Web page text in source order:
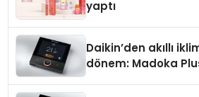
yaptı
Daikin’den akıllı
dönem: Madoka